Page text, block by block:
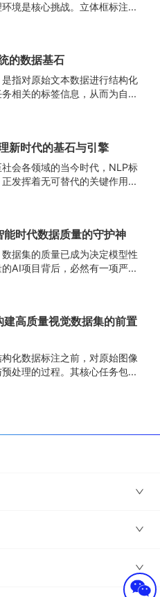
境是核心挑战。立体框标注...
的数据基石
指对原始文本数据进行结构化
相关的标签信息，从而为自...
新时代的基石与引擎
会各领域的当今时代，NLP标
发挥着无可替代的关键作用...
时代数据质量的守护神
据集的质量已成为决定模型性
AI项目背后，必然有一项严...
高质量视觉数据集的前置
化数据标注之前，对原始图像
处理的过程。其核心任务包...